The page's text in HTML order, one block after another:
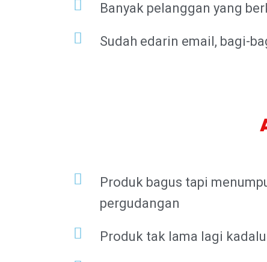
Banyak pelanggan yang
Sudah edarin email, bagi-
Produk bagus tapi
pergudangan
Produk tak lama lagi